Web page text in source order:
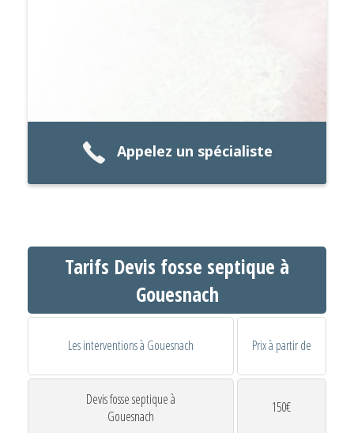
Appelez un spécialiste
Tarifs Devis fosse septique à
Gouesnach
Les interventions à Gouesnach Prix à partir de
Devis fosse septique à
Gouesnach
150€